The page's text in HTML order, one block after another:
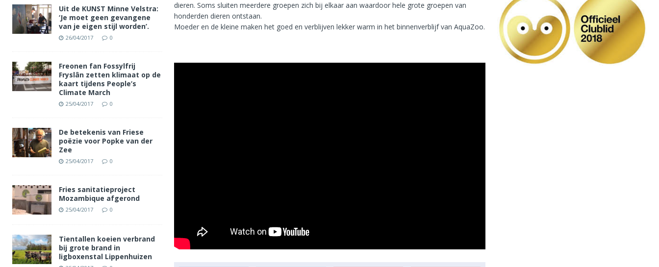
dieren. Soms sluiten meerdere groepen zich bij elkaar aan waardoor hele grote groepen van
honderden dieren ontstaan.
Moeder en de kleine maken het goed en verblijven lekker warm in het binnenverblijf van AquaZoo.
Uit de KUNST Minne Velstra:
‘Je moet geen gevangene
van je eigen stijl worden’.
26/04/2017 0
Freonen fan Fossylfrij
Fryslân zetten klimaat op de
kaart tijdens People’s
Climate March
25/04/2017 0
De betekenis van Friese
poëzie voor Popke van der
Zee
25/04/2017 0
Fries sanitatieproject
Mozambique afgerond
25/04/2017 0
Tientallen koeien verbrand
bij grote brand in
ligboxenstal Lippenhuizen